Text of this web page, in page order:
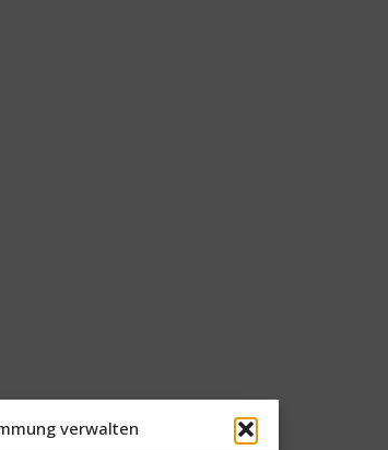
verwalten